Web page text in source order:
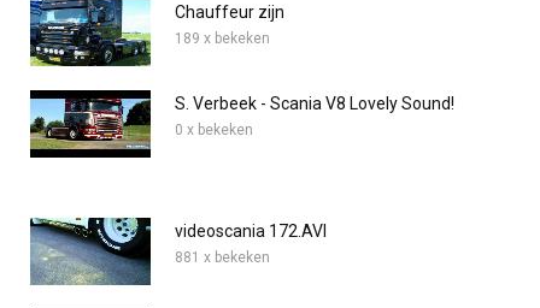
Chauffeur zijn
189 x bekeken
S. Verbeek - Scania V8 Lovely Sound!
0 x bekeken
videoscania 172.AVI
881 x bekeken